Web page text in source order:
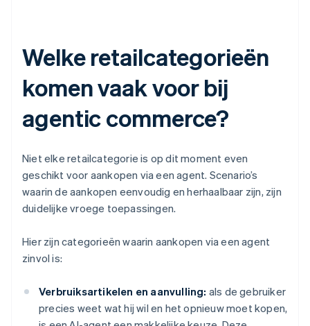
Welke retailcategorieën
komen vaak voor bij
agentic commerce?
Niet elke retailcategorie is op dit moment even
geschikt voor aankopen via een agent. Scenario’s
waarin de aankopen eenvoudig en herhaalbaar zijn, zijn
duidelijke vroege toepassingen.
Hier zijn categorieën waarin aankopen via een agent
zinvol is:
Verbruiksartikelen en aanvulling: als de gebruiker
precies weet wat hij wil en het opnieuw moet kopen,